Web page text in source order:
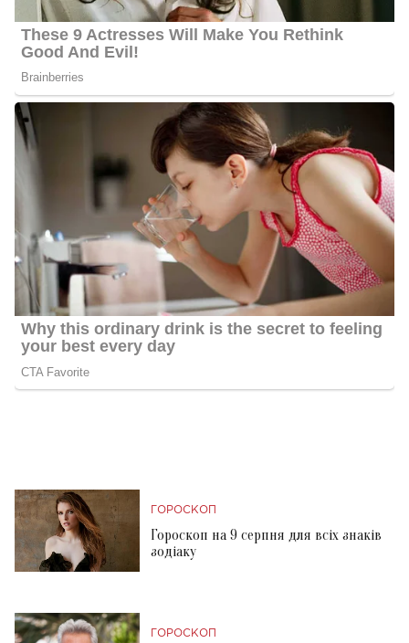
ГОРОСКОП
Гороскоп на 9 серпня для всіх знаків
зодіаку
ГОРОСКОП